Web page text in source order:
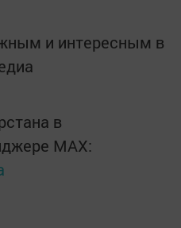
и интересным в
в
MАХ: